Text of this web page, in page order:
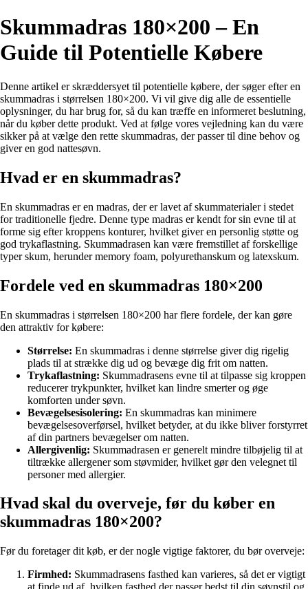
Skummadras 180×200 – En
Guide til Potentielle Købere
Denne artikel er skræddersyet til potentielle købere, der søger efter en
skummadras i størrelsen 180×200. Vi vil give dig alle de essentielle
oplysninger, du har brug for, så du kan træffe en informeret beslutning,
når du køber dette produkt. Ved at følge vores vejledning kan du være
sikker på at vælge den rette skummadras, der passer til dine behov og
giver en god nattesøvn.
Hvad er en skummadras?
En skummadras er en madras, der er lavet af skummaterialer i stedet
for traditionelle fjedre. Denne type madras er kendt for sin evne til at
forme sig efter kroppens konturer, hvilket giver en personlig støtte og
god trykaflastning. Skummadrasen kan være fremstillet af forskellige
typer skum, herunder memory foam, polyurethanskum og latexskum.
Fordele ved en skummadras 180×200
En skummadras i størrelsen 180×200 har flere fordele, der kan gøre
den attraktiv for købere:
Størrelse: En skummadras i denne størrelse giver dig rigelig
plads til at strække dig ud og bevæge dig frit om natten.
Trykaflastning: Skummadrasens evne til at tilpasse sig kroppen
reducerer trykpunkter, hvilket kan lindre smerter og øge
komforten under søvn.
Bevægelsesisolering: En skummadras kan minimere
bevægelsesoverførsel, hvilket betyder, at du ikke bliver forstyrret
af din partners bevægelser om natten.
Allergivenlig: Skummadrasen er generelt mindre tilbøjelig til at
tiltrække allergener som støvmider, hvilket gør den velegnet til
personer med allergier.
Hvad skal du overveje, før du køber en
skummadras 180×200?
Før du foretager dit køb, er der nogle vigtige faktorer, du bør overveje:
Firmhed: Skummadrasens fasthed kan varieres, så det er vigtigt